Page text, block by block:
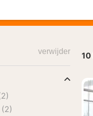
of stad
10
verwijder
(2)